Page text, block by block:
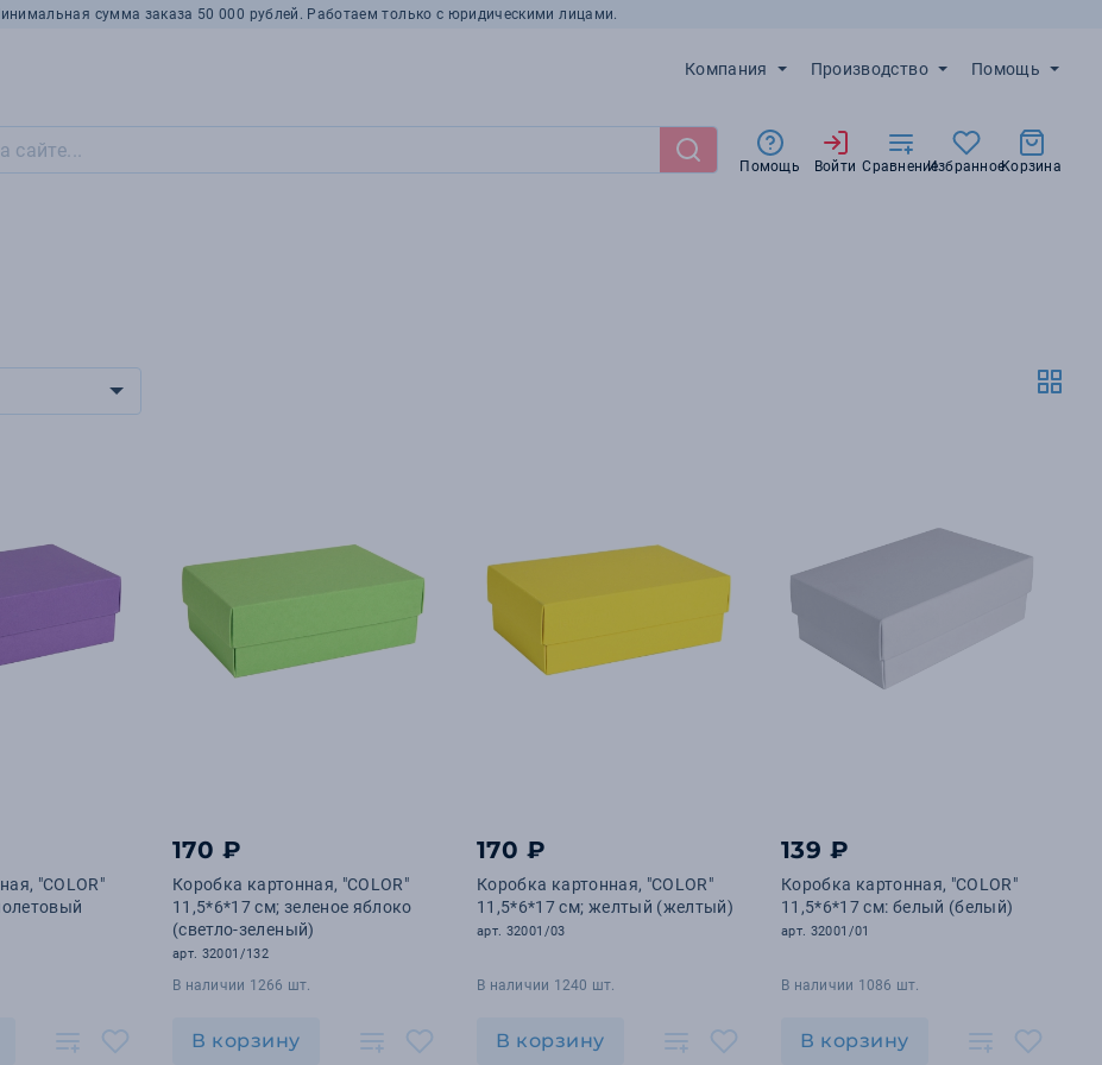
сумма заказа 50 000 рублей. Работаем только с юридическими лицами.
Компания Производство Помощь
Помощь Войти СравнениеИзбранноеКорзина
"COLOR"
170 ₽
Коробка картонная, "COLOR"
11,5*6*17 см; зеленое яблоко
(светло-зеленый)
арт. 32001/132
В наличии 1266 шт.
В корзину
170 ₽
Коробка картонная, "COLOR"
11,5*6*17 см; желтый (желтый)
арт. 32001/03
В наличии 1240 шт.
В корзину
139 ₽
Коробка картонная, "COLOR"
11,5*6*17 см: белый (белый)
арт. 32001/01
В наличии 1086 шт.
В корзину